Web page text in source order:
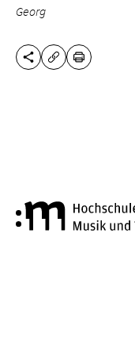
Georg
DIESE SEITE TEILEN
URL KOPIEREN
DRUCKEN